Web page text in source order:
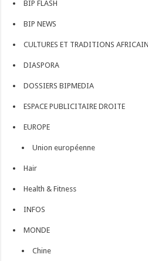
BIP FLASH
BIP NEWS
CULTURES ET TRADITIONS
DIASPORA
DOSSIERS BIPMEDIA
ESPACE PUBLICITAIRE DROITE
EUROPE
Union européenne
Hair
Health & Fitness
INFOS
MONDE
Chine